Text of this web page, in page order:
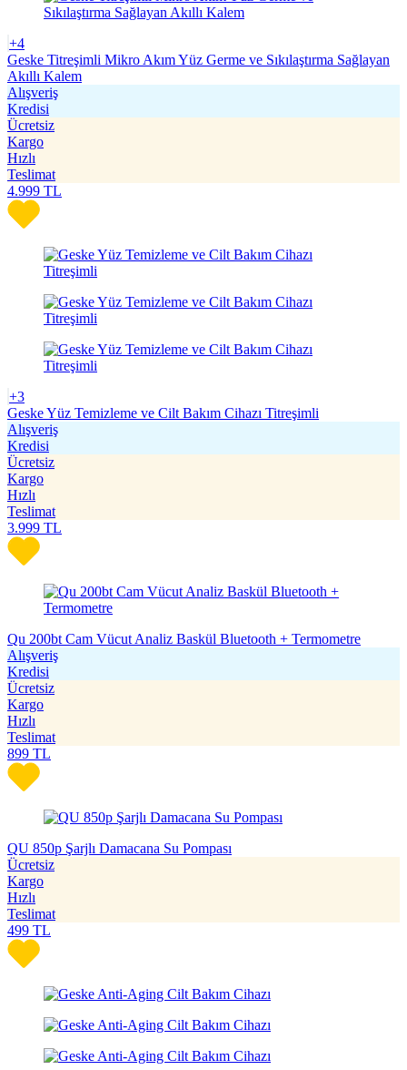
+4
Geske Titreşimli Mikro Akım Yüz Germe ve Sıkılaştırma Sağlayan
Akıllı Kalem
Alışveriş
Kredisi
Ücretsiz
Kargo
Hızlı
Teslimat
4.999 TL
+3
Geske Yüz Temizleme ve Cilt Bakım Cihazı Titreşimli
Alışveriş
Kredisi
Ücretsiz
Kargo
Hızlı
Teslimat
3.999 TL
Qu 200bt Cam Vücut Analiz Baskül Bluetooth + Termometre
Alışveriş
Kredisi
Ücretsiz
Kargo
Hızlı
Teslimat
899 TL
QU 850p Şarjlı Damacana Su Pompası
Ücretsiz
Kargo
Hızlı
Teslimat
499 TL